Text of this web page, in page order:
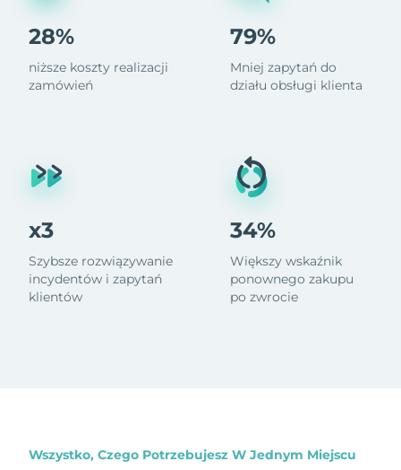
28%
niższe koszty realizacji
zamówień
x3
Szybsze rozwiązywanie
incydentów i zapytań
klientów
79%
Mniej zapytań do
działu obsługi klienta
34%
Większy wskaźnik
ponownego zakupu
po zwrocie
Wszystko, Czego Potrzebujesz W Jednym Miejscu